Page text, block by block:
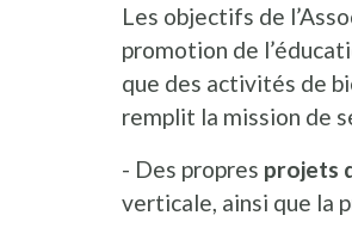
Les objectifs de
promotion de
que des activités de
remplit la mission de
- Des propres projets
verticale, ainsi que la